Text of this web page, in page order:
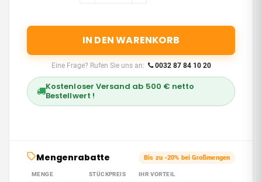
IN DEN WARENKORB
Eine Frage? Rufen Sie uns an: 0032 87 84 10 20
Kostenloser Versand ab 500 € netto
Bestellwert !
Mengenrabatte Bis zu -20% bei Großmengen
MENGE STÜCKPREIS IHR VORTEIL